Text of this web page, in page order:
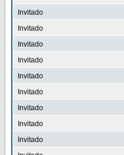
Invitado
Invitado
Invitado
Invitado
Invitado
Invitado
Invitado
Invitado
Invitado